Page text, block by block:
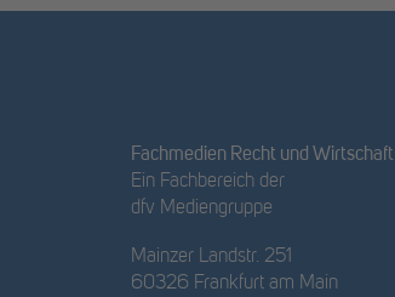
Fachmedien Recht und Wirtschaft
Ein Fachbereich der
dfv Mediengruppe
Mainzer Landstr. 251
60326 Frankfurt am Main